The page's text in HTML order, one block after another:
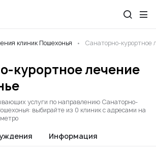
клиник Пошехонья Санаторно-курортное
курортное лечение
услуги по направлению Санаторно-
выбирайте из 0 клиник с адресами на
Информация